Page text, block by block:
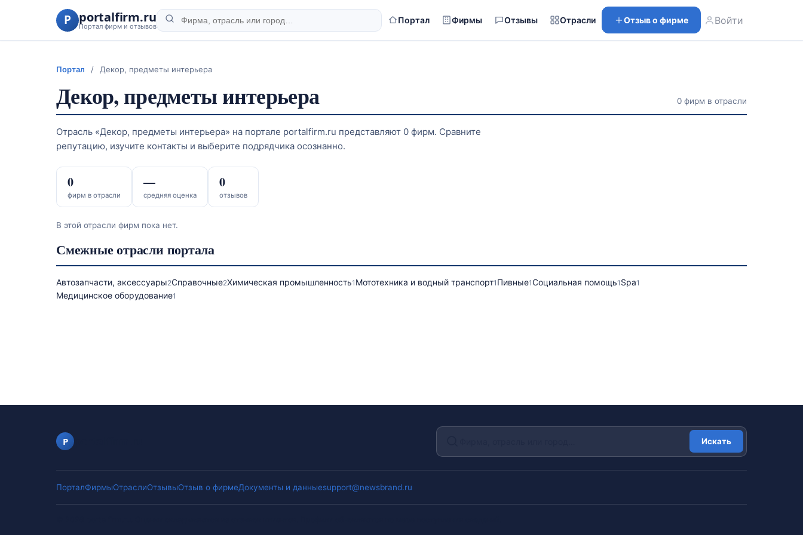
P portalfirm.ru
Портал фирм и отзывов
Портал Фирмы Отзывы Отрасли Отзыв о фирме Войти
Портал / Декор, предметы интерьера
Декор, предметы интерьера 0 фирм в отрасли
Отрасль «Декор, предметы интерьера» на портале portalfirm.ru представляют 0 фирм. Сравните
репутацию, изучите контакты и выберите подрядчика осознанно.
фирм в отрасли
0
средняя оценка
—
отзывов
0
В этой отрасли фирм пока нет.
Смежные отрасли портала
Автозапчасти, аксессуары2Справочные2Химическая промышленность1 Мототехника и водный транспорт1 Пивные1Социальная помощь1 Spa1
Медицинское оборудование1
P Искать
ПорталФирмыОтраслиОтзывыОтзыв о фирмеДокументы и данныеsupport@newsbrand.ru